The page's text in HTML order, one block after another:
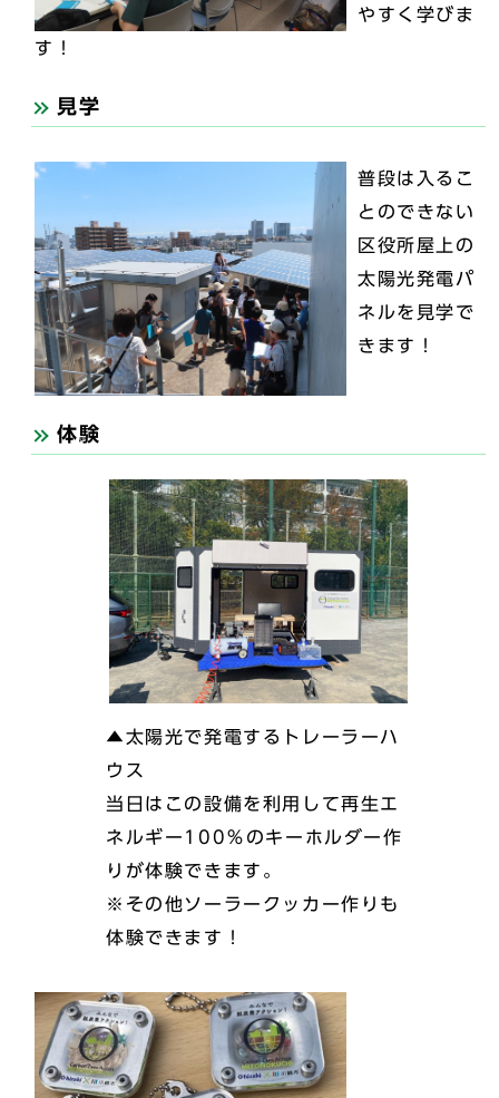
やすく学びま
す！
見学
普段は入るこ
とのできない
区役所屋上の
太陽光発電パ
ネルを見学で
きます！
体験
▲太陽光で発電するトレーラーハ
ウス
当日はこの設備を利用して再生エ
ネルギー100％のキーホルダー作
りが体験できます。
※その他ソーラークッカー作りも
体験できます！